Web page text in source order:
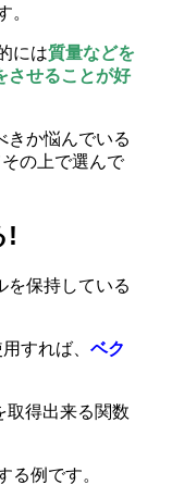
。
には質量などを
させることが好
きか悩んでいる
の上で選んで
!
を保持している
用すれば、ベク
取得出来る関数
る例です。